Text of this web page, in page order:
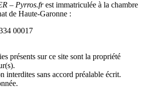
– Pyrros.frest immatriculée à la chambre
de Haute-Garonne :
00017
présents sur ce site sont la propriété
interdites sans accord préalable écrit.